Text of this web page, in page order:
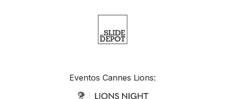
Eventos Cannes Lions: